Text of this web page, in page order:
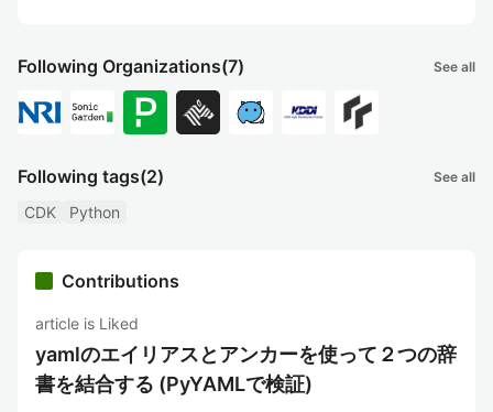
Following Organizations(7) See all
Following tags(2) See all
CDK Python
Contributions
article is Liked
yamlのエイリアスとアンカーを使って２つの辞
書を結合する (PyYAMLで検証)